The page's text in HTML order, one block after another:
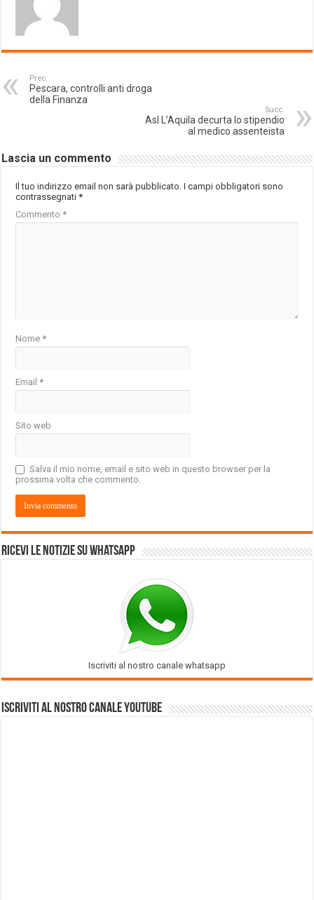
Prec.
Pescara, controlli anti droga
della Finanza
Succ.
Asl L’Aquila decurta lo stipendio
al medico assenteista
Lascia un commento
Il tuo indirizzo email non sarà pubblicato. I campi obbligatori sono
contrassegnati*
Commento*
Nome*
Email*
Sito web
Salva il mio nome, email e sito web in questo browser per la
prossima volta che commento.
Ricevi le notizie su Whatsapp
Iscriviti al nostro canale whatsapp
Iscriviti al nostro Canale Youtube